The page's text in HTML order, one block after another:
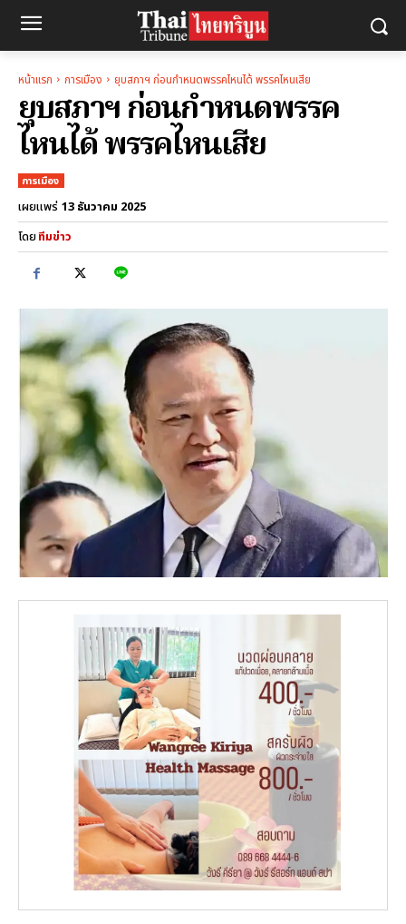
หน้าแรก การเมือง ยุบสภาฯ ก่อนกำหนดพรรคไหนได้ พรรคไหนเสีย
ยุบสภาฯ ก่อนกำหนดพรรค
ไหนได้ พรรคไหนเสีย
การเมือง
เผยแพร่ 13 ธันวาคม 2025
โดยทีมข่าว